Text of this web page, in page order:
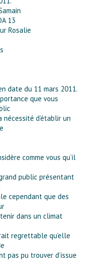
13
Rosalie
date du 11 mars 2011.
que vous
d’établir un
comme vous qu’il
public présentant
cependant que des
dans un climat
regrettable qu’elle
pas pu trouver d’issue